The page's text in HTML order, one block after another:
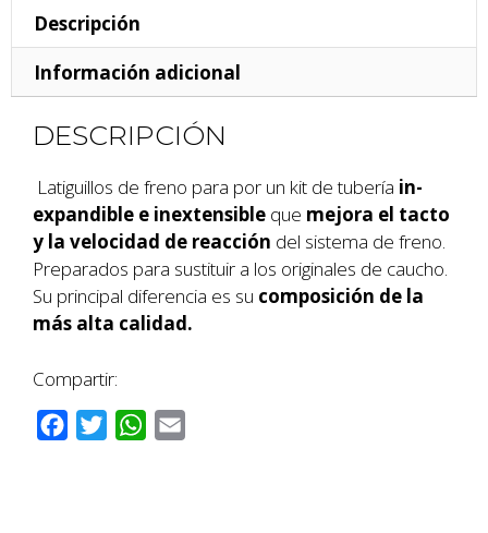
Descripción
Información adicional
DESCRIPCIÓN
Latiguillos de freno para por un kit de tubería in-
expandible e inextensible que mejora el tacto
y la velocidad de reacción del sistema de freno.
Preparados para sustituir a los originales de caucho.
Su principal diferencia es su composición de la
más alta calidad.
Compartir:
W